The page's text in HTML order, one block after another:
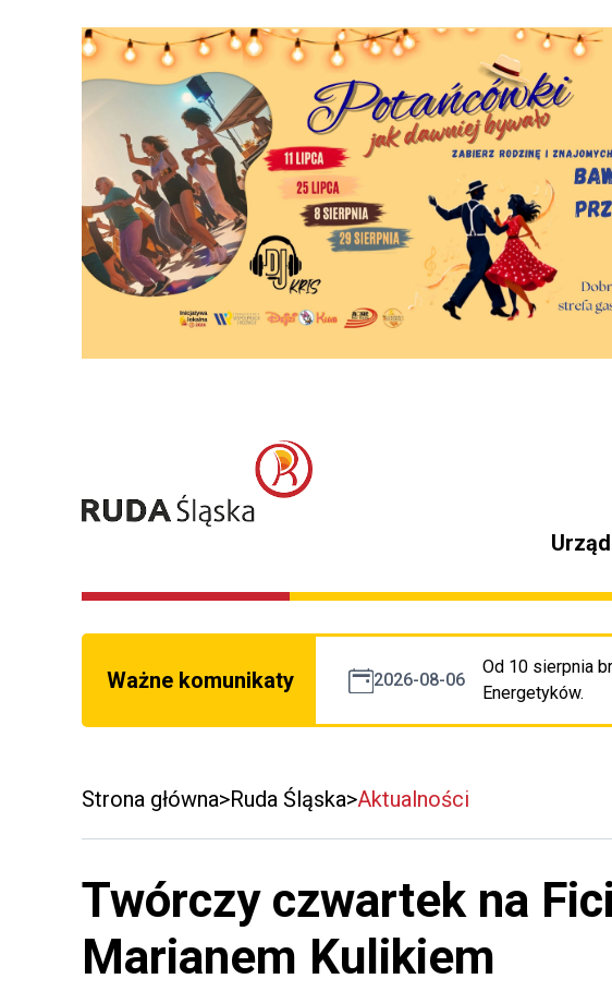
Ważne komunikaty 2026-08-06
Od 10 sierpnia
Energetyków.
Strona główna Ruda Śląska Aktualności
Twórczy czwartek na
Marianem Kulikiem